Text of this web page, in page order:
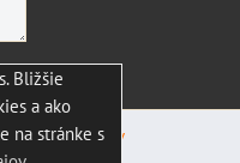
údajov
Bližšie
a ako
na stránke s